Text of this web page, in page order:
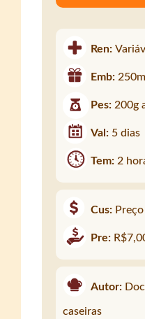
Ren:
Emb:250ml
Pes:200g
Val: 5 dias
Tem:2
Cus:
Pre:
Autor:
caseiras